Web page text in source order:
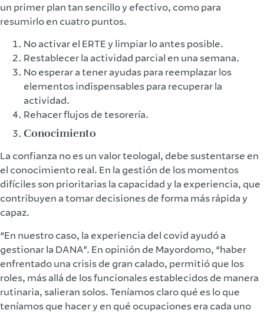
un primer plan tan sencillo y efectivo, como para
resumirlo en cuatro puntos.
No activar el ERTE y limpiar lo antes posible.
Restablecer la actividad parcial en una semana.
No esperar a tener ayudas para reemplazar los
elementos indispensables para recuperar la
actividad.
Rehacer flujos de tesorería.
Conocimiento
La confianza no es un valor teologal, debe sustentarse en
el conocimiento real. En la gestión de los momentos
difíciles son prioritarias la capacidad y la experiencia, que
contribuyen a tomar decisiones de forma más rápida y
capaz.
“En nuestro caso, la experiencia del covid ayudó a
gestionar la DANA”. En opinión de Mayordomo, “haber
enfrentado una crisis de gran calado, permitió que los
roles, más allá de los funcionales establecidos de manera
rutinaria, salieran solos. Teníamos claro qué es lo que
teníamos que hacer y en qué ocupaciones era cada uno